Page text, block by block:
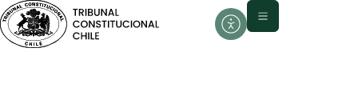
contenido